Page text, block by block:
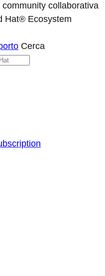
collaborativa
Hat® Ecosystem
Cerca